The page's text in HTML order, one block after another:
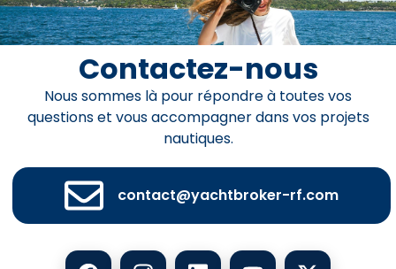
Contactez-nous
Nous sommes là pour répondre à toutes vos
questions et vous accompagner dans vos projets
nautiques.
contact@yachtbroker-rf.com